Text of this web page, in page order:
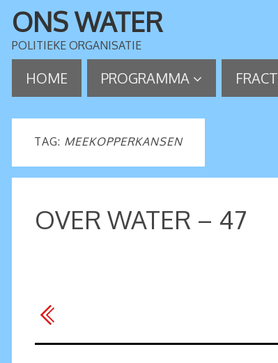
ONS WATER
POLITIEKE ORGANISATIE
HOME PROGRAMMA
TAG: MEEKOPPERKANSEN
OVER WATER – 47